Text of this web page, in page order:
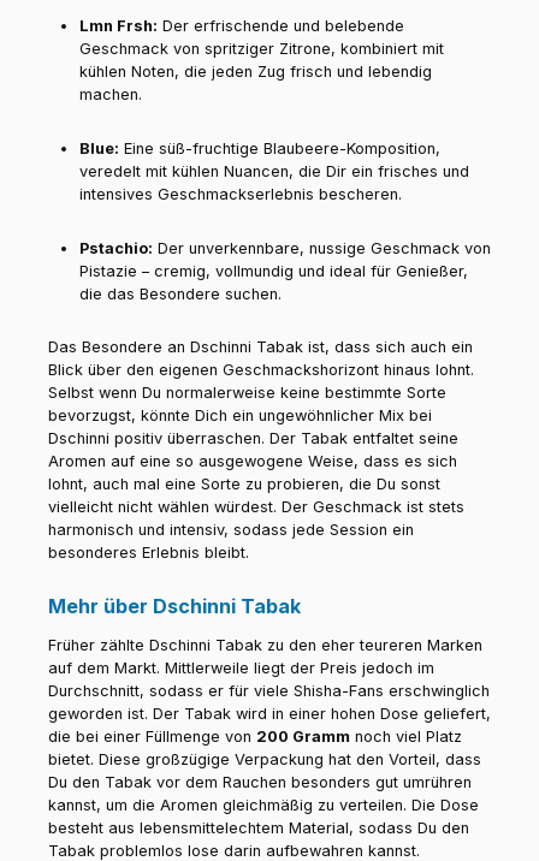
Lmn Frsh: Der erfrischende und belebende
Geschmack von spritziger Zitrone, kombiniert mit
kühlen Noten, die jeden Zug frisch und lebendig
machen.
Blue: Eine süß-fruchtige Blaubeere-Komposition,
veredelt mit kühlen Nuancen, die Dir ein frisches und
intensives Geschmackserlebnis bescheren.
Pstachio: Der unverkennbare, nussige Geschmack von
Pistazie – cremig, vollmundig und ideal für Genießer,
die das Besondere suchen.
Das Besondere an Dschinni Tabak ist, dass sich auch ein
Blick über den eigenen Geschmackshorizont hinaus lohnt.
Selbst wenn Du normalerweise keine bestimmte Sorte
bevorzugst, könnte Dich ein ungewöhnlicher Mix bei
Dschinni positiv überraschen. Der Tabak entfaltet seine
Aromen auf eine so ausgewogene Weise, dass es sich
lohnt, auch mal eine Sorte zu probieren, die Du sonst
vielleicht nicht wählen würdest. Der Geschmack ist stets
harmonisch und intensiv, sodass jede Session ein
besonderes Erlebnis bleibt.
Mehr über Dschinni Tabak
Früher zählte Dschinni Tabak zu den eher teureren Marken
auf dem Markt. Mittlerweile liegt der Preis jedoch im
Durchschnitt, sodass er für viele Shisha-Fans erschwinglich
geworden ist. Der Tabak wird in einer hohen Dose geliefert,
die bei einer Füllmenge von 200 Gramm noch viel Platz
bietet. Diese großzügige Verpackung hat den Vorteil, dass
Du den Tabak vor dem Rauchen besonders gut umrühren
kannst, um die Aromen gleichmäßig zu verteilen. Die Dose
besteht aus lebensmittelechtem Material, sodass Du den
Tabak problemlos lose darin aufbewahren kannst.